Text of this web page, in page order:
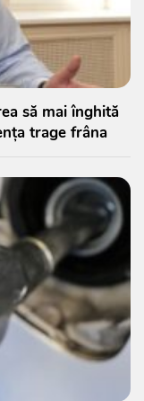
să mai înghită
trage frâna